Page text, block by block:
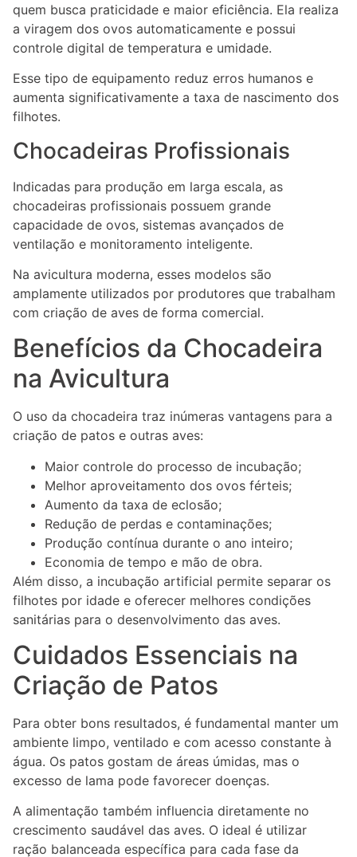
quem busca praticidade e maior eficiência. Ela realiza
a viragem dos ovos automaticamente e possui
controle digital de temperatura e umidade.
Esse tipo de equipamento reduz erros humanos e
aumenta significativamente a taxa de nascimento dos
filhotes.
Chocadeiras Profissionais
Indicadas para produção em larga escala, as
chocadeiras profissionais possuem grande
capacidade de ovos, sistemas avançados de
ventilação e monitoramento inteligente.
Na avicultura moderna, esses modelos são
amplamente utilizados por produtores que trabalham
com criação de aves de forma comercial.
Benefícios da Chocadeira
na Avicultura
O uso da chocadeira traz inúmeras vantagens para a
criação de patos e outras aves:
Maior controle do processo de incubação;
Melhor aproveitamento dos ovos férteis;
Aumento da taxa de eclosão;
Redução de perdas e contaminações;
Produção contínua durante o ano inteiro;
Economia de tempo e mão de obra.
Além disso, a incubação artificial permite separar os
filhotes por idade e oferecer melhores condições
sanitárias para o desenvolvimento das aves.
Cuidados Essenciais na
Criação de Patos
Para obter bons resultados, é fundamental manter um
ambiente limpo, ventilado e com acesso constante à
água. Os patos gostam de áreas úmidas, mas o
excesso de lama pode favorecer doenças.
A alimentação também influencia diretamente no
crescimento saudável das aves. O ideal é utilizar
ração balanceada específica para cada fase da